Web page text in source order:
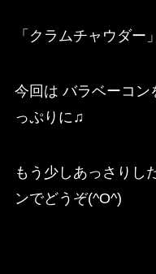
「クラムチャウダ
今回は バラベーコン
っぷりに♫
もう少しあっさりし
ンでどうぞ(^O^)